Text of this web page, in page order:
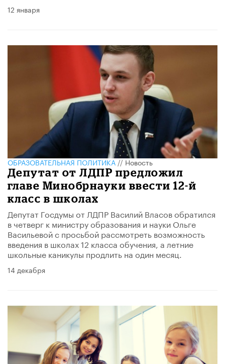
12 января
ОБРАЗОВАТЕЛЬНАЯ ПОЛИТИКА//Новость
Депутат от ЛДПР предложил
главе Минобрнауки ввести 12-й
класс в школах
Депутат Госдумы от ЛДПР Василий Власов обратился
в четверг к министру образования и науки Ольге
Васильевой с просьбой рассмотреть возможность
введения в школах 12 класса обучения, а летние
школьные каникулы продлить на один месяц.
14 декабря